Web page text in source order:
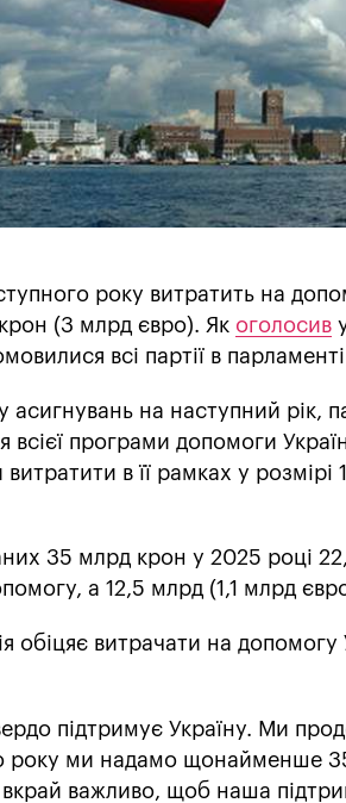
року витратить на
(3 млрд євро). Як оголосив
всі партії в
асигнувань на наступний рік,
всієї програми допомоги
витратити в її рамках у
35 млрд крон у 2025 році
а 12,5 млрд (1,1 млрд
обіцяє витрачати на
підтримує Україну. Ми
року ми надамо щонайменше
важливо, щоб наша